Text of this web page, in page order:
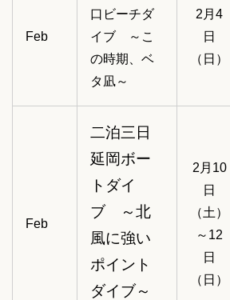
Feb
口ビーチダ
イブ ～こ
の時期、ベ
タ凪～
2月4
日
（日）
Feb
二泊三日
延岡ボー
トダイ
ブ ～北
風に強い
ポイント
ダイブ～
2月10
日
（土）
～12
日
（日）